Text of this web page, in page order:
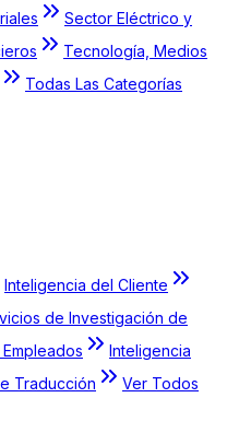
Sector Eléctrico y
Tecnología, Medios
Todas Las Categorías
Inteligencia del Cliente
de Investigación de
Inteligencia
Traducción
Ver Todos